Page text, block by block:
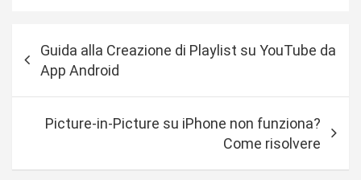
a
Guida alla Creazione di Playlist su YouTube da
App Android
Picture-in-Picture su iPhone non funziona?
Come risolvere